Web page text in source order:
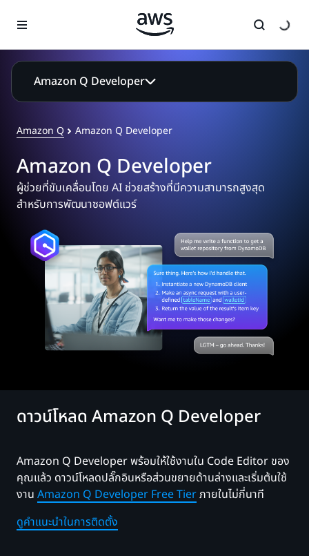
Amazon Q Developer
Amazon Q Amazon Q Developer
Amazon Q Developer
ผู้ช่วยที่ขับเคลื่อนโดย AI ช่วยสร้างที่มีความสามารถสูงสุด
สำหรับการพัฒนาซอฟต์แวร์
ดาวน์โหลด Amazon Q Developer
Amazon Q Developer พร้อมให้ใช้งานใน Code Editor ของ
คุณแล้ว ดาวน์โหลดปลั๊กอินหรือส่วนขยายด้านล่างและเริ่มต้นใช้
งาน Amazon Q Developer Free Tierภายในไม่กี่นาที
ดูคำแนะนำในการติดตั้ง